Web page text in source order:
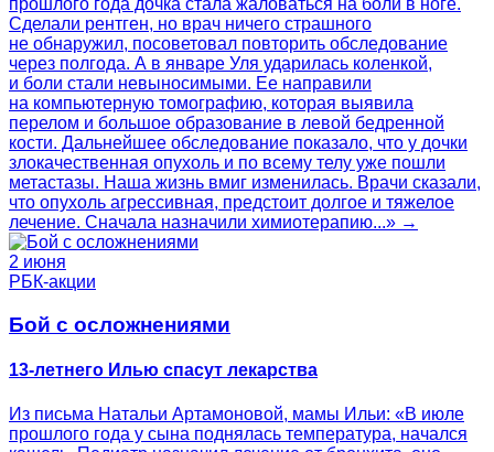
прошлого года дочка стала жаловаться на боли в ноге.
Сделали рентген, но врач ничего страшного
не обнаружил, посоветовал повторить обследование
через полгода. А в январе Уля ударилась коленкой,
и боли стали невыносимыми. Ее направили
на компьютерную томографию, которая выявила
перелом и большое образование в левой бедренной
кости. Дальнейшее обследование показало, что у дочки
злокачественная опухоль и по всему телу уже пошли
метастазы. Наша жизнь вмиг изменилась. Врачи сказали,
что опухоль агрессивная, предстоит долгое и тяжелое
лечение. Сначала назначили химиотерапию...» →
2 июня
РБК-акции
Бой с осложнениями
13-летнего Илью спасут лекарства
Из письма Натальи Артамоновой, мамы Ильи: «В июле
прошлого года у сына поднялась температура, начался